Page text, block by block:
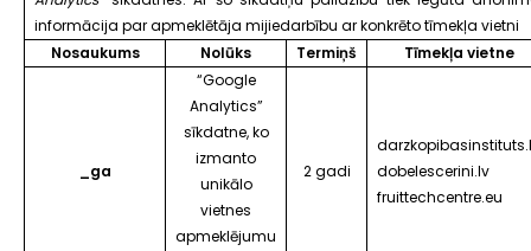
informācija par apmeklētāja mijiedarbību ar konkrēto tīmekļa vietni
Nosaukums
Nolūks Termiņš Tīmekļa vietne
_ga
“Google
Analytics”
sīkdatne, ko
izmanto
unikālo
vietnes
apmeklējumu
2 gadi
dobelescerini.lv
fruittechcentre.eu